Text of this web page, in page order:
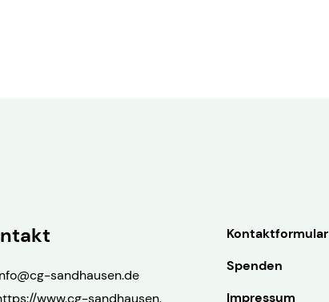
sandhausen.​de
www.​cg-sandhausen.​
Kontaktformular
Spenden
Impressum